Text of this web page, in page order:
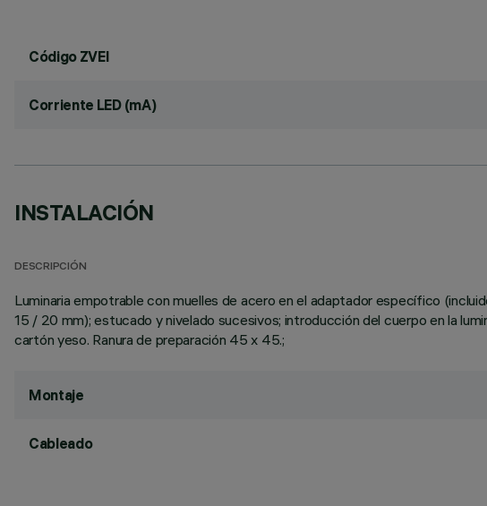
Código ZVEI
Corriente LED (mA)
INSTALACIÓN
DESCRIPCIÓN
Luminaria empotrable con muelles de acero en el adaptador específico
15 / 20 mm); estucado y nivelado sucesivos; introducción del cuerpo en la
cartón yeso. Ranura de preparación 45 x 45.;
Montaje
Cableado